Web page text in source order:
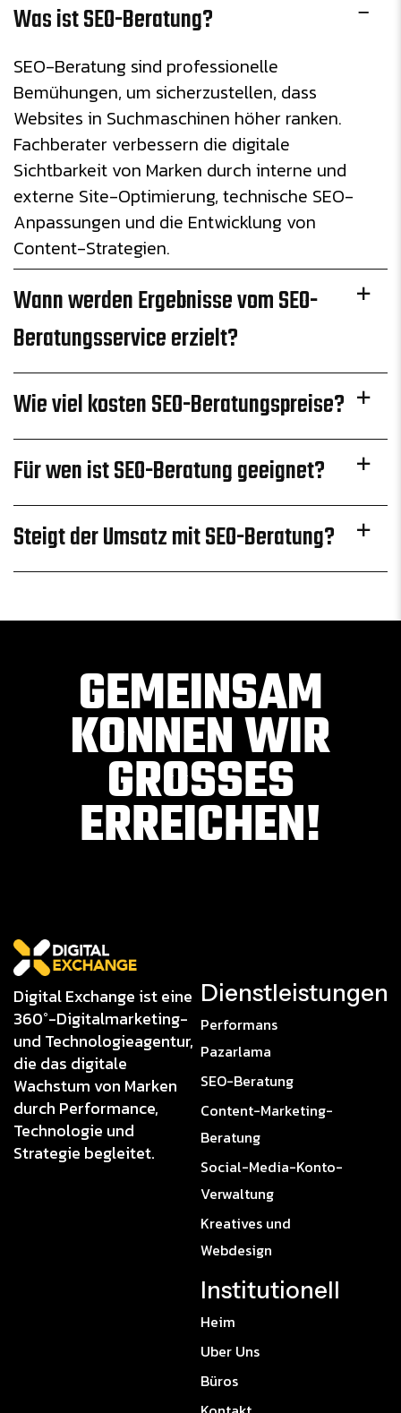
Was ist SEO-Beratung?
SEO-Beratung sind professionelle
Bemühungen, um sicherzustellen, dass
Websites in Suchmaschinen höher ranken.
Fachberater verbessern die digitale
Sichtbarkeit von Marken durch interne und
externe Site-Optimierung, technische SEO-
Anpassungen und die Entwicklung von
Content-Strategien.
Wann werden Ergebnisse vom SEO-
Beratungsservice erzielt?
Wie viel kosten SEO-Beratungspreise?
Für wen ist SEO-Beratung geeignet?
Steigt der Umsatz mit SEO-Beratung?
GEMEINSAM
KONNEN WIR
GROSSES E
RREICHEN!
Digital Exchange ist eine
360°-Digitalmarketing-
und Technologieagentur,
die das digitale
Wachstum von Marken
durch Performance,
Technologie und
Strategie begleitet.
Dienstleistungen
Performans
Pazarlama
SEO-Beratung
Content-Marketing-
Beratung
Social-Media-Konto-
Verwaltung
Kreatives und
Webdesign
Institutionell
Heim
Uber Uns
Büros